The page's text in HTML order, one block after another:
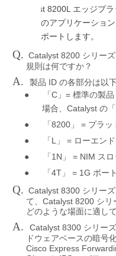
Catalyst 8200L エッジプ
のアプリケーショ
ポートします。
Q. Catalyst 8200 シリーズ
規則は何ですか？
A. 製品 ID の各部分は以
● 「 C 」 = 標準の製品
場合、 Catalyst の「
● 「 8200 」 = プラッ
● 「 L 」 = ローエンド
● 「 1N 」 = NIM スロ
● 「 4T 」 = 1G ポー
Q. Catalyst 8300 シリーズ
て、 Catalyst 8200 シリ
どのような場面に適し
A. Catalyst 8300 シリーズ
ドウェアベースの暗号化
Cisco Express